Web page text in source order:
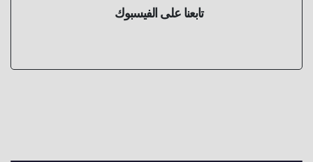
تابعنا على الفيسبوك